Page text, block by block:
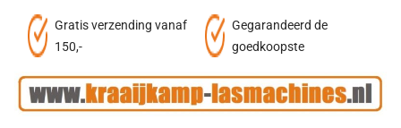
Gratis verzending vanaf
150,-
Gegarandeerd de
goedkoopste